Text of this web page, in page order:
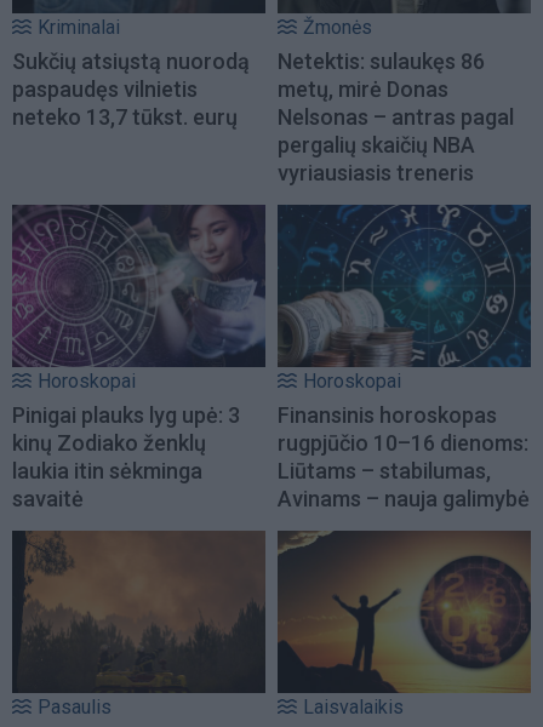
Kriminalai
Sukčių atsiųstą nuorodą
paspaudęs vilnietis
neteko 13,7 tūkst. eurų
Žmonės
Netektis: sulaukęs 86
metų, mirė Donas
Nelsonas – antras pagal
pergalių skaičių NBA
vyriausiasis treneris
Horoskopai
Pinigai plauks lyg upė: 3
kinų Zodiako ženklų
laukia itin sėkminga
savaitė
Horoskopai
Finansinis horoskopas
rugpjūčio 10–16 dienoms:
Liūtams – stabilumas,
Avinams – nauja galimybė
Pasaulis Laisvalaikis